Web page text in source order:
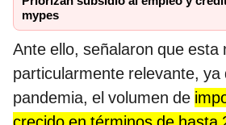
mypes
Ante ello, señalaron que esta
particularmente relevante, ya
pandemia, el volumen de